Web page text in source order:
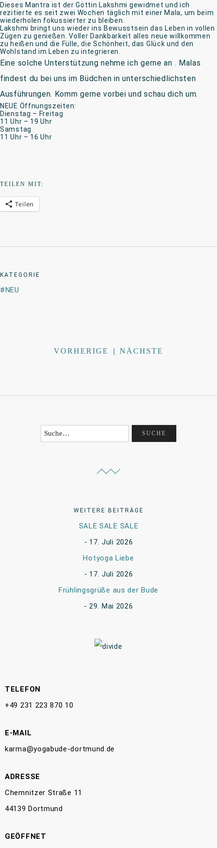
Dieses Mantra ist der Göttin Lakshmi gewidmet und ich
rezitierte es seit zwei Wochen täglich mit einer Mala, um beim
wiederholen fokussierter zu bleiben.
Lakshmi bringt uns wieder ins Bewusstsein das Leben in vollen
Zügen zu genießen. Voller Dankbarkeit alles neue willkommen
zu heißen und die Fülle, die Schönheit, das Glück und den
Wohlstand im Leben zu integrieren.
Eine solche Unterstützung nehme ich gerne an . Malas
findest du bei uns im Büdchen in unterschiedlichsten
Ausführungen. Komm gerne vorbei und schau dich um.
NEUE Öffnungszeiten:
Dienstag – Freitag
11 Uhr – 19 Uhr
Samstag
11 Uhr – 16 Uhr
TEILEN MIT:
Teilen
KATEGORIE
NEU
VORHERIGE | NÄCHSTE
WEITERE BEITRÄGE
SALE SALE SALE
17. Juli 2026
Hotyoga Liebe
17. Juli 2026
Frühlingsgrüße aus der Bude
29. Mai 2026
TELEFON
+49 231 223 870 10
E-MAIL
karma@yogabude-dortmund.de
ADRESSE
Chemnitzer Straße 11
44139 Dortmund
GEÖFFNET